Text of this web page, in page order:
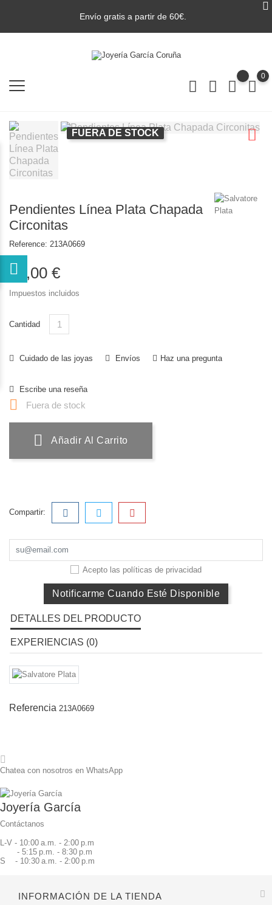
Envío gratis a partir de 60€.
0
FUERA DE STOCK
Pendientes Línea Plata Chapada
Circonitas
Reference: 213A0669
49,00 €
Impuestos incluidos
Cantidad
Cuidado de las joyas Envíos Haz una pregunta
Escribe una reseña
 Fuera de stock
Añadir Al Carrito
Compartir:
Acepto las políticas de privacidad
Notificarme Cuando Esté Disponible
DETALLES DEL PRODUCTO
EXPERIENCIAS (0)
Referencia 213A0669
Chatea con nosotros en WhatsApp
Joyería García
Contáctanos
L-V - 10:00 a.m. - 2:00 p.m
- 5:15 p.m. - 8:30 p.m
S - 10:30 a.m. - 2:00 p.m
INFORMACIÓN DE LA TIENDA